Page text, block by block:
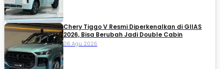
Chery Tiggo V Resmi Diperkenalkan di GIIAS
2026, Bisa Berubah Jadi Double Cabin
06 Agu 2026